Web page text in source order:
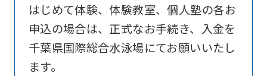
はじめて体験、体験教室、個人塾の各お
申込の場合は、正式なお手続き、入金を
千葉県国際総合水泳場にてお願いいたし
ます。
(start
automatic
translation)